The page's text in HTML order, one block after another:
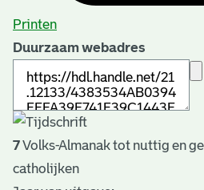
Printen
Duurzaam webadres
7Volks-Almanak tot nuttig en
catholijken